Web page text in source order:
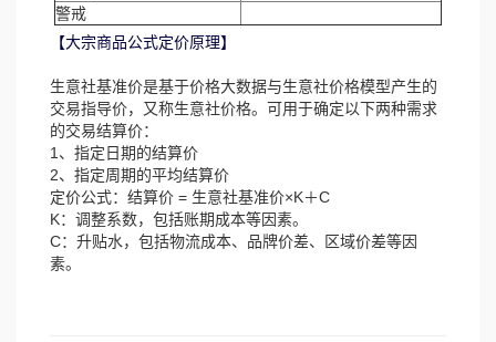
警戒
【大宗商品公式定价原理】
生意社基准价是基于价格大数据与生意社价格模型产生的
交易指导价，又称生意社价格。可用于确定以下两种需求
的交易结算价：
1、指定日期的结算价
2、指定周期的平均结算价
定价公式：结算价 = 生意社基准价×K＋C
K：调整系数，包括账期成本等因素。
C：升贴水，包括物流成本、品牌价差、区域价差等因
素。